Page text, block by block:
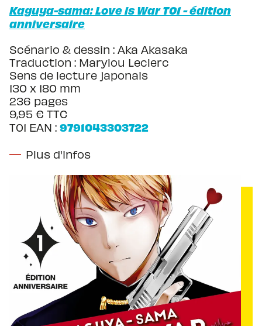
Kaguya-sama: Love is War T01 - édition
anniversaire
Scénario & dessin : Aka Akasaka
Traduction : Marylou Leclerc
Sens de lecture japonais
130 x 180 mm
236 pages
9,95 € TTC
T01 EAN : 9791043303722
Plus d'infos